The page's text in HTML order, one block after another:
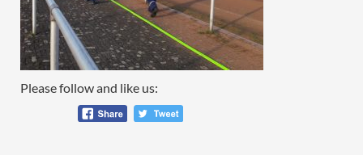
Please follow and like us: